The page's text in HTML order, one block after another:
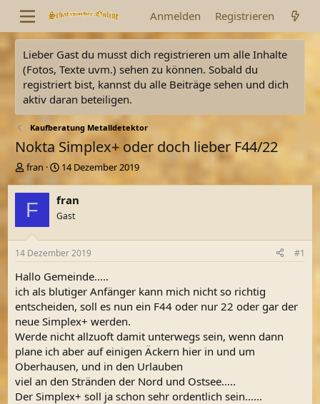
Anmelden Registrieren
Lieber Gast du musst dich registrieren um alle Inhalte
(Fotos, Texte uvm.) sehen zu können. Sobald du
registriert bist, kannst du alle Beiträge sehen und dich
aktiv daran beteiligen.
Kaufberatung Metalldetektor
Nokta Simplex+ oder doch lieber F44/22
E
r
s
t
e
l
l
e
fran
E
t
e
l
t
m
14 Dezember 2019
F fran
Gast
14 Dezember 2019 #1
Hallo Gemeinde.....
ich als blutiger Anfänger kann mich nicht so richtig
entscheiden, soll es nun ein F44 oder nur 22 oder gar der
neue Simplex+ werden.
Werde nicht allzuoft damit unterwegs sein, wenn dann
plane ich aber auf einigen Äckern hier in und um
Oberhausen, und in den Urlauben
viel an den Stränden der Nord und Ostsee.....
Der Simplex+ soll ja schon sehr ordentlich sein......